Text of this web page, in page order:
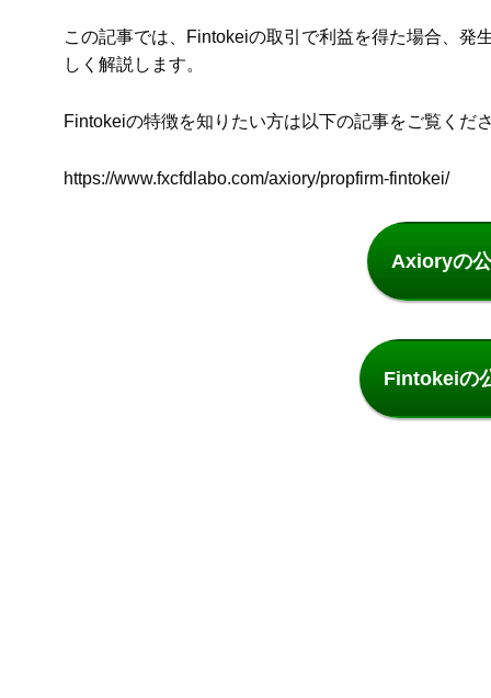
この記事では、Fintokeiの取引で利益を得た場合、発
しく解説します。
Fintokeiの特徴を知りたい方は以下の記事をご覧くださ
https://www.fxcfdlabo.com/axiory/propfirm-fintokei/
Axioryの
Fintokeiの